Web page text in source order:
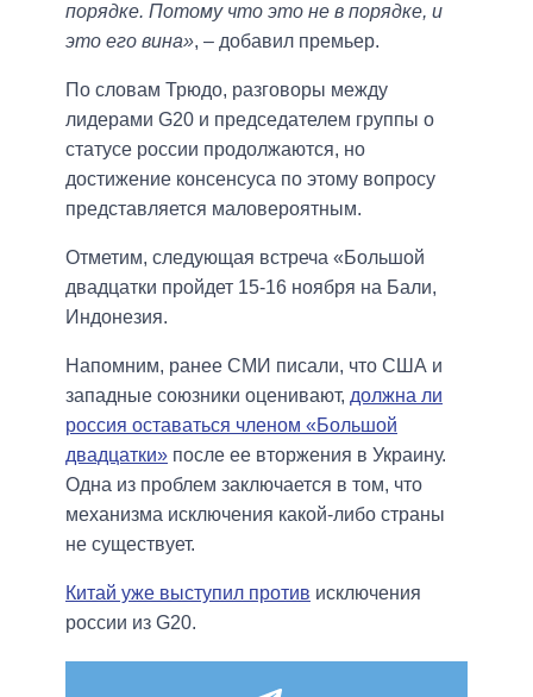
порядке. Потому что это не в порядке, и
это его вина», – добавил премьер.
По словам Трюдо, разговоры между
лидерами G20 и председателем группы о
статусе россии продолжаются, но
достижение консенсуса по этому вопросу
представляется маловероятным.
Отметим, следующая встреча «Большой
двадцатки пройдет 15-16 ноября на Бали,
Индонезия.
Напомним, ранее СМИ писали, что США и
западные союзники оценивают, должна ли
россия оставаться членом «Большой
двадцатки» после ее вторжения в Украину.
Одна из проблем заключается в том, что
механизма исключения какой-либо страны
не существует.
Китай уже выступил против исключения
россии из G20.